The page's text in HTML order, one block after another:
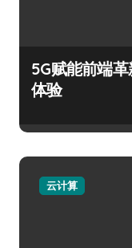
5G赋能前端
体验
云计算